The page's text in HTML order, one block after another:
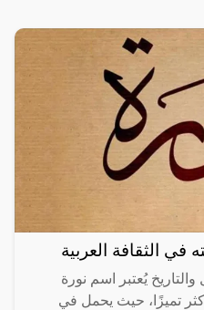
في الثقافة العربية
يُعتبر اسم نورة
تميزًا، حيث يحمل في